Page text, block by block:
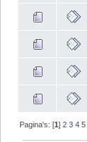
Pagina's: [1]2 3 4 5